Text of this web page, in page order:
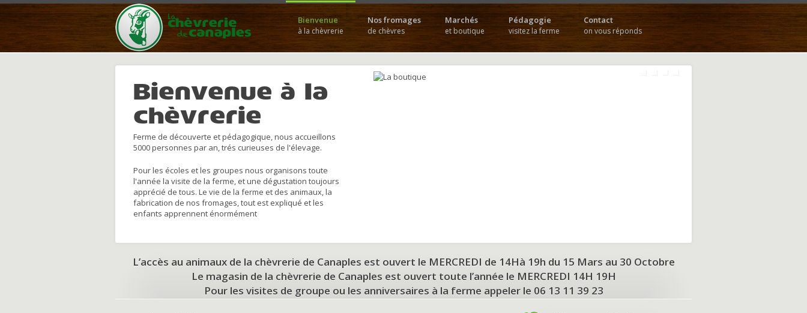
Bienvenue
à la chèvrerie
Nos fromages
de chèvres
Marchés
et boutique
Pédagogie
visitez la ferme
Contact
on vous réponds
Bienvenue à la
chèvrerie
Ferme de découverte et pédagogique, nous accueillons
5000 personnes par an, trés curieuses de l'élevage.
Pour les écoles et les groupes nous organisons toute
l'année la visite de la ferme, et une dégustation toujours
apprécié de tous. Le vie de la ferme et des animaux, la
fabrication de nos fromages, tout est expliqué et les
enfants apprennent énormément
L’accès au animaux de la chèvrerie de Canaples est ouvert le MERCREDI de 14Hà 19h du 15 Mars au 30 Octobre
Le magasin de la chèvrerie de Canaples est ouvert toute l’année le MERCREDI 14H 19H
Pour les visites de groupe ou les anniversaires à la ferme appeler le 06 13 11 39 23